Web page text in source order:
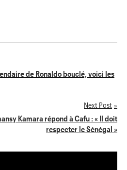
de Ronaldo bouclé, voici les
Next Post
Kamara répond à Cafu : « Il doit
respecter le Sénégal »